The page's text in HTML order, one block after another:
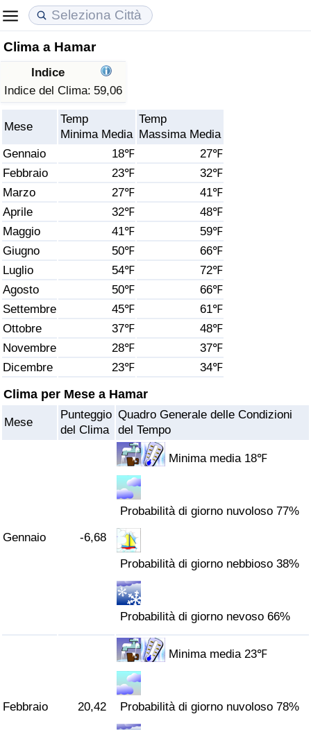
Clima a Hamar
Indice
Indice del Clima: 59,06
Mese
Temp
Minima Media
Temp
Massima Media
Gennaio
18℉
27℉
Febbraio
23℉
32℉
Marzo
27℉
41℉
Aprile
32℉
48℉
Maggio
41℉
59℉
Giugno
50℉
66℉
Luglio
54℉
72℉
Agosto
50℉
66℉
Settembre
45℉
61℉
Ottobre
37℉
48℉
Novembre
28℉
37℉
Dicembre
23℉ 34℉
Clima per Mese a Hamar
Mese
Punteggio
del Clima
Quadro Generale delle Condizioni
del Tempo
Gennaio -6,68
Minima media 18℉
Probabilità di giorno nuvoloso 77%
Probabilità di giorno nebbioso 38%
Probabilità di giorno nevoso 66%
Febbraio 20,42
Minima media 23℉
Probabilità di giorno nuvoloso 78%
Costo della vita
Indice Del Costo Della Vita (corrente)
Indice Del Costo Della Vita
Indice del Costo della Vita per Nazione
ad Aqaba
Prezzi degli immobili
Indice del Prezzo delle Case (Corrente)
Indice del Prezzo delle Case
Indice del Prezzo delle Case per Nazione
Qualità della Vita
Indice della Qualità della Vita
Indice della Qualità della Vita (Corrente)
Indice della qualità della vita per Paese
Criminalità
Indice del Tasso di Criminalità (Corrente)
Indice della Criminalità
Indice di criminalità per paese
Assistenza Sanitaria
Indice dell’Assistenza Sanitaria (Corrente)
Indice dell’Assistenza Sanitaria per
Indice dell’Inquinamento (Corrente)
Indice di inquinamento
Indice dell’Inquinamento per Nazione
Indice del traffico (Corrente)